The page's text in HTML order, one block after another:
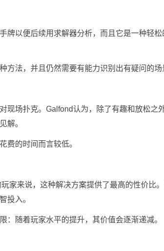
牌以便后续用求解器分析，而且它是一种轻
方法，并且仍然需要有能力识别出有疑问的场
现场扑克。Galfond认为，除了有趣和放松之
解。
费的时间而言较低。
家来说，这种解决方案提供了最高的性价比
投入。
：随着玩家水平的提升，其价值会逐渐递减。